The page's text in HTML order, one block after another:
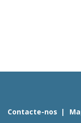
Contacte-nos